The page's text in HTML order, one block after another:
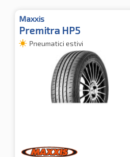
Maxxis
Premitra HP5
Pneumatici estivi